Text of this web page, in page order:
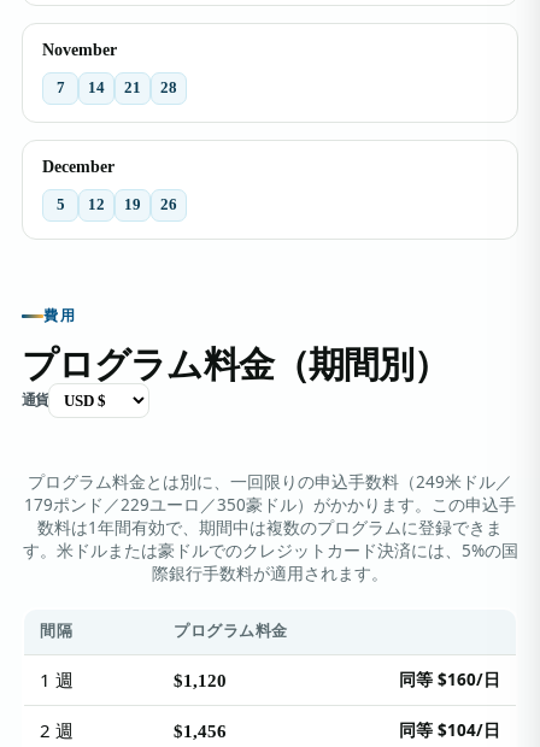
November
7 14 21 28
December
5 12 19 26
費用
プログラム料金（期間別）
通貨
プログラム料金とは別に、一回限りの申込手数料（249米ドル／
179ポンド／229ユーロ／350豪ドル）がかかります。この申込手
数料は1年間有効で、期間中は複数のプログラムに登録できま
す。米ドルまたは豪ドルでのクレジットカード決済には、5%の国
際銀行手数料が適用されます。
間隔 プログラム料金
1 週 $1,120 同等 $160/日
2 週 $1,456 同等 $104/日